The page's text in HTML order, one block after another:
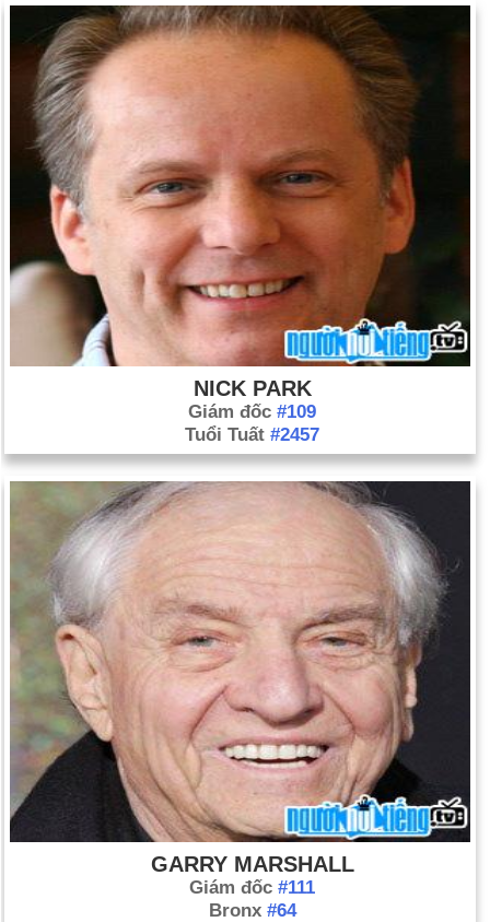
NICK PARK
Giám đốc #109
Tuổi Tuất #2457
GARRY MARSHALL
Giám đốc #111
Bronx #64